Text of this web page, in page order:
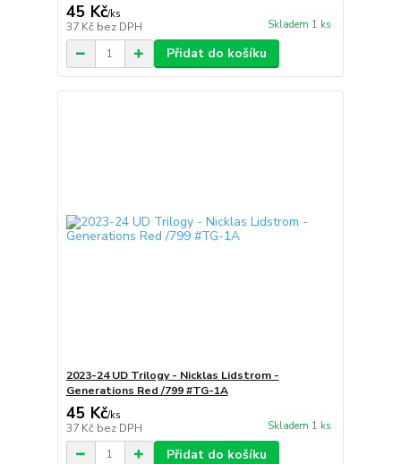
45 Kč/ks
37 Kč bez DPH Skladem 1 ks
Přidat do košíku
2023-24 UD Trilogy - Nicklas Lidstrom -
Generations Red /799 #TG-1A
45 Kč/ks
37 Kč bez DPH Skladem 1 ks
Přidat do košíku